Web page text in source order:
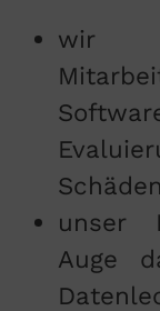
Schäden
unser
Auge